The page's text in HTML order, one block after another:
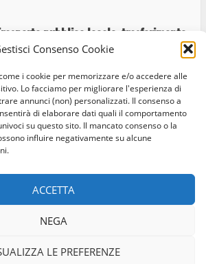
Consenso Cookie
i cookie per memorizzare e/o accedere alle
Lo facciamo per migliorare l'esperienza di
annunci (non) personalizzati. Il consenso a
di elaborare dati quali il comportamento
su questo sito. Il mancato consenso o la
influire negativamente su alcune
ACCETTA
NEGA
LE PREFERENZE
pubblico locale, trasferimento
al terminal Riello dal 15 al 17
15 Giugno 2023
Sportivi Studenteschi di Atletica a
detenzione ai fini di spaccio di sostanze
26 Agosto 2023
Policy Cookie Policy Contatti
- Codice 90148040562 - N° iscrizione
- Tutti i diritti riservati